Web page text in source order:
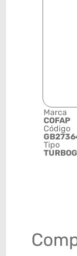
Marca
COFAP
Código
Tipo